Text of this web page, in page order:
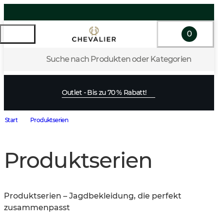
Suche nach Produkten oder Kategorien
0
Outlet - Bis zu 70 % Rabatt!
Start Produktserien
Produktserien
Produktserien – Jagdbekleidung, die perfekt
zusammenpasst